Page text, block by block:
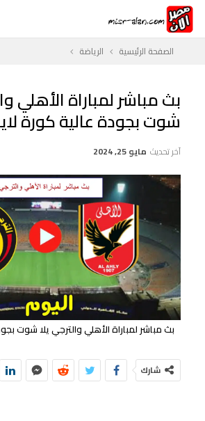
الصفحة الرئيسية الرياضة
بث مباشر لمباراة الأهلي
شوت بجودة عالية كورة
آخر تحديث مايو 25, 2024
بث مباشر لمباراة الأهلي والترجي يلا شوت
شارك